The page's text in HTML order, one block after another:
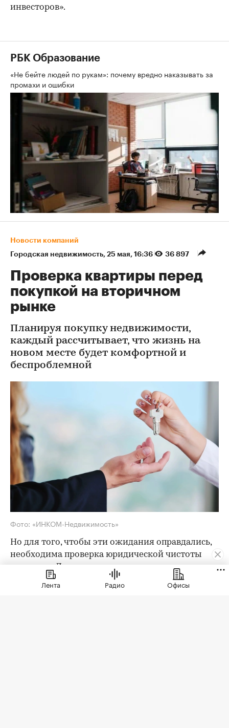
инвесторов».
РБК Образование
«Не бейте людей по рукам»: почему вредно наказывать за
промахи и ошибки
Новости компаний
Городская недвижимость⁠, 25 мая, 16:36 36 897
Проверка квартиры перед
покупкой на вторичном
рынке
Планируя покупку недвижимости,
каждый рассчитывает, что жизнь на
новом месте будет комфортной и
беспроблемной
Фото: «ИНКОМ-Недвижимость»
Но для того, чтобы эти ожидания оправдались,
необходима проверка юридической чистоты
квартиры. Для ее проведения существует
определенный чек-лист; давайте остановимся
на его основных пунктах. Итак, какие
Лента Радио Офисы